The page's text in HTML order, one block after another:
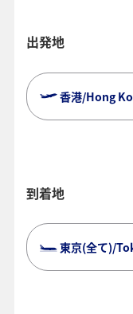
出発地
香港/Hong
到着地
東京(全て)/